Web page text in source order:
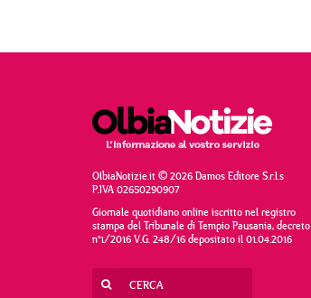
OlbiaNotizie.it © 2026 Damos Editore S.r.l.s
P.IVA 02650290907
Giornale quotidiano online iscritto nel registro
stampa del Tribunale di Tempio Pausania, decreto
n°1/2016 V.G. 248/16 depositato il 01.04.2016